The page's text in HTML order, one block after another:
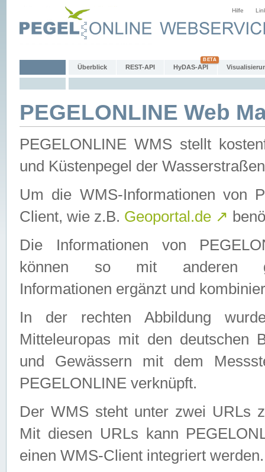
Hilfe
Überblick REST-API HyDAS-API
PEGELONLINE Web
PEGELONLINE WMS stellt
und Küstenpegel der
Um die WMS-Informationen von
Client, wie z.B. Geoportal.de ↗
Die Informationen von
können so mit anderen
Informationen ergänzt und
In der rechten Abbildung
Mitteleuropas mit den deutschen
und Gewässern mit dem
PEGELONLINE verknüpft.
Der WMS steht unter zwei URLs
Mit diesen URLs kann
einen WMS-Client integriert werden.